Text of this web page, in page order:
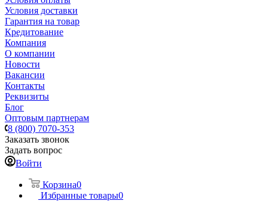
Условия доставки
Гарантия на товар
Кредитование
Компания
О компании
Новости
Вакансии
Контакты
Реквизиты
Блог
Оптовым партнерам
8 (800) 7070-353
Заказать звонок
Задать вопрос
Войти
Корзина0
Избранные товары0